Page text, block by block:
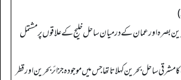
بصر ہ اور عمان کے درمیان ساحل خلیج کے علاقوں پر مشتمل
ساحل بحرین کہلاتا تھا جس میں موجودہ جزائر بحرین اور قطر